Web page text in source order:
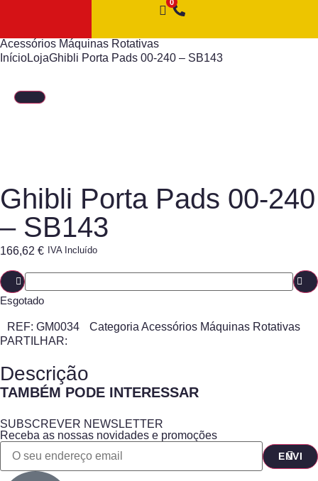
Acessórios Máquinas Rotativas
InícioLojaGhibli Porta Pads 00-240 – SB143
Ghibli Porta Pads 00-240
– SB143
166,62 € IVA Incluído
Esgotado
REF: GM0034 Categoria Acessórios Máquinas Rotativas
PARTILHAR:
Descrição
TAMBÉM PODE INTERESSAR
SUBSCREVER NEWSLETTER
Receba as nossas novidades e promoções